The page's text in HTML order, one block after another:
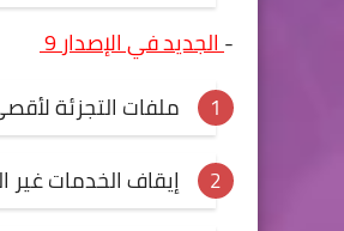
-الجديد في الإصدار 9
ملفات التجزئة
إيقاف الخدمات غير